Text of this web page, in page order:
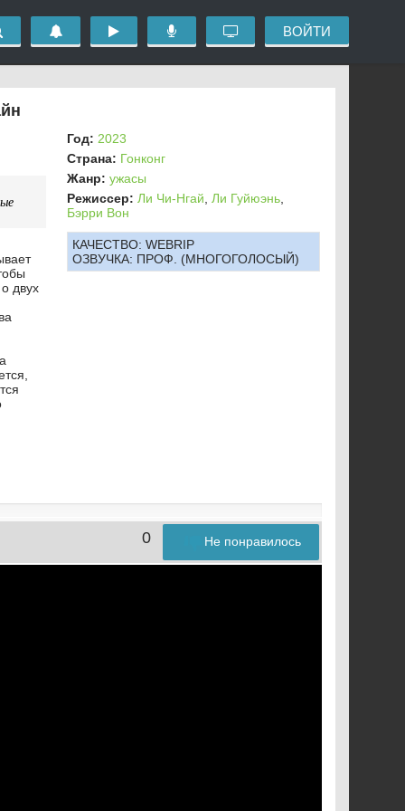
ВОЙТИ
двух
Год: 2023
Страна: Гонконг
Жанр: ужасы
Режиссер: Ли Чи-Нгай Ли Гуйюэнь,
Бэрри Вон
КАЧЕСТВО: WEBRIP
ОЗВУЧКА: ПРОФ. (МНОГОГОЛОСЫЙ)
0 Не понравилось